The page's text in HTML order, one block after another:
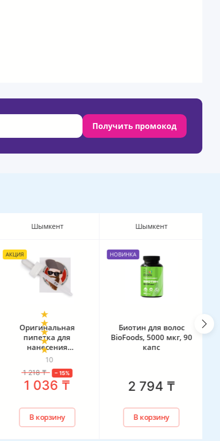
Получить промокод
Шымкент
АКЦИЯ
10
Оригинальная
пипетка для
нанесения
миноксидила (для
лосьонов фирм:
Kirkland, Rogaine,
Хinoxin Uno, Mr. Volos,
Members Mark, EQUATE)
1 218₸ –15%
1 036 ₸
В корзину
Шымкент
НОВИНКА
Биотин для волос
BioFoods, 5000 мкг, 90
капс
2 794 ₸
В корзину